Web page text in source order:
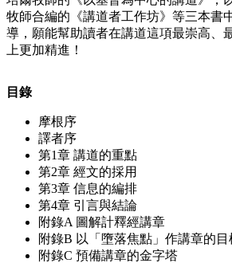
牧師合編的《講道者工作坊》等三本書
導，願能幫助讀者在講道這項最崇高、
上更加精進！
目錄
摩根序
譯者序
第1章 講道的重點
第2章 經文的採用
第3章 信息的編排
第4章 引言與結論
附錄A 圖解計釋經講章
附錄B 以「墮落焦點」作講章的目
附錄C 預備講章的金字塔